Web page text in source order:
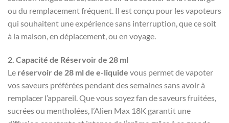
ou du remplacement fréquent. Il est conçu pour les vapoteurs
qui souhaitent une expérience sans interruption, que ce soit
à la maison, en déplacement, ou en voyage.
2. Capacité de Réservoir de 28 ml
Le réservoir de 28 ml de e-liquide vous permet de vapoter
vos saveurs préférées pendant des semaines sans avoir à
remplacer l’appareil. Que vous soyez fan de saveurs fruitées,
sucrées ou mentholées, l’Alien Max 18K garantit une